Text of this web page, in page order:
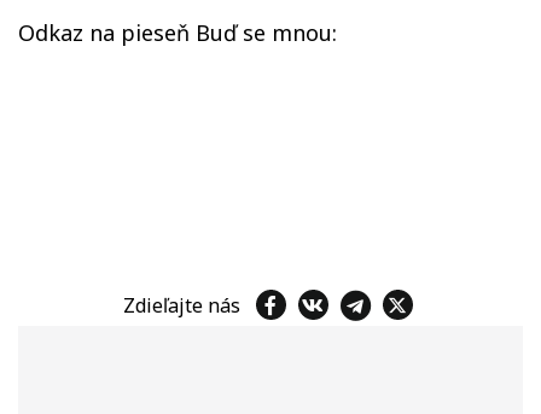
Odkaz na pieseň Buď se mnou:
Zdieľajte nás